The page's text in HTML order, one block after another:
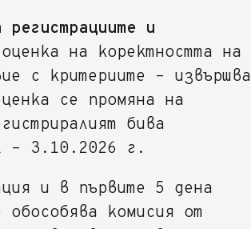
регистрациите и
на коректността на
с критериите – извършва
се промяна на
бива
– 3.10.2026 г.
и в първите 5 дена
комисия от